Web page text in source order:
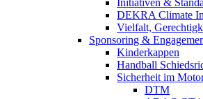
DEKRA Climate
Vielfalt,
Sponsoring &
Kinderkappen
Handball
Sicherheit im
DTM